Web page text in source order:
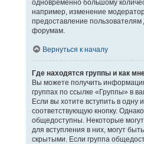
одновременно большому
например, изменение
предоставление
форумам.
Вернуться к началу
Где находятся группы и как
Вы можете получить
группах по ссылке «Группы» в
Если вы хотите вступить в одну
соответствующую кнопку.
общедоступны. Некоторые
для вступления в них, могут
скрытыми. Если группа